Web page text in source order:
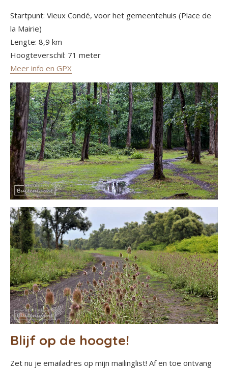
Startpunt: Vieux Condé, voor het gemeentehuis (Place de
la Mairie)
Lengte: 8,9 km
Hoogteverschil: 71 meter
Meer info en GPX
Blijf op de hoogte!
Zet nu je emailadres op mijn mailinglist! Af en toe ontvang